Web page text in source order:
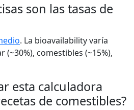
son las tasas de
. La bioavailability varía
comestibles (~15%),
esta calculadora
de comestibles?